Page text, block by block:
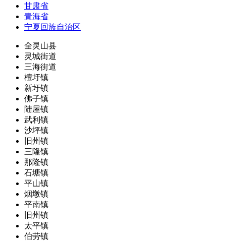
甘肃省
青海省
宁夏回族自治区
全灵山县
灵城街道
三海街道
檀圩镇
新圩镇
佛子镇
陆屋镇
武利镇
沙坪镇
旧州镇
三隆镇
那隆镇
石塘镇
平山镇
烟墩镇
平南镇
旧州镇
太平镇
伯劳镇